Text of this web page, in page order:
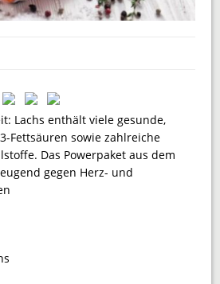
Lachs enthält viele gesunde,
Fettsäuren sowie zahlreiche
Das Powerpaket aus dem
gegen Herz- und